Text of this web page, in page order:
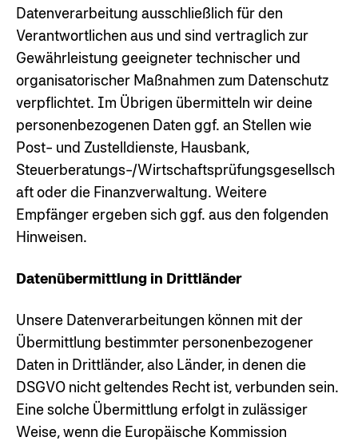
Datenverarbeitung ausschließlich für den
Verantwortlichen aus und sind vertraglich zur
Gewährleistung geeigneter technischer und
organisatorischer Maßnahmen zum Datenschutz
verpflichtet. Im Übrigen übermitteln wir deine
personenbezogenen Daten ggf. an Stellen wie
Post- und Zustelldienste, Hausbank,
Steuerberatungs-/Wirtschaftsprüfungsgesellsch
aft oder die Finanzverwaltung. Weitere
Empfänger ergeben sich ggf. aus den folgenden
Hinweisen.
Datenübermittlung in Drittländer
Unsere Datenverarbeitungen können mit der
Übermittlung bestimmter personenbezogener
Daten in Drittländer, also Länder, in denen die
DSGVO nicht geltendes Recht ist, verbunden sein.
Eine solche Übermittlung erfolgt in zulässiger
Weise, wenn die Europäische Kommission